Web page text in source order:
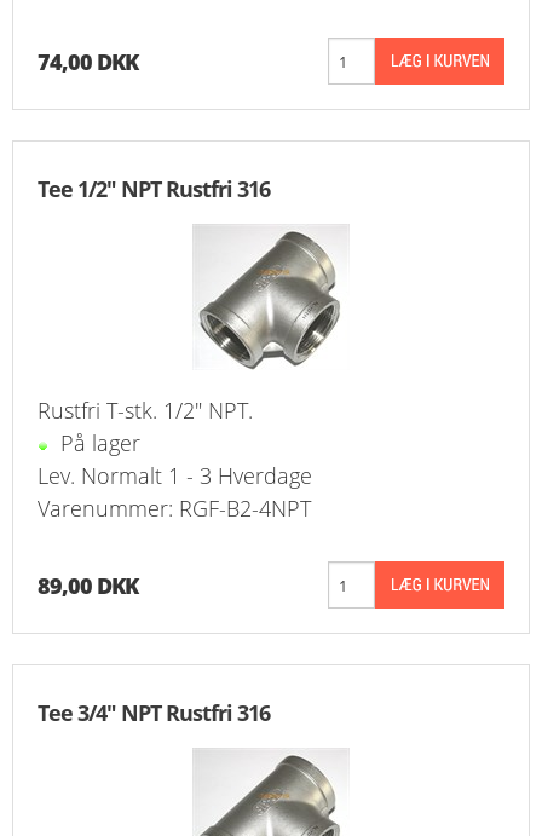
74,00 DKK
Tee 1/2" NPT Rustfri 316
Rustfri T-stk. 1/2" NPT.
På lager
Lev. Normalt 1 - 3 Hverdage
Varenummer: RGF-B2-4NPT
89,00 DKK
Tee 3/4" NPT Rustfri 316